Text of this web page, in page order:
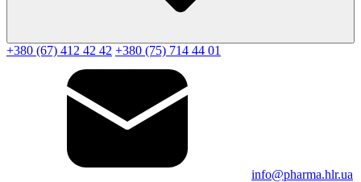
+380 (67) 412 42 42 +380 (75) 714 44 01
info@pharma.hlr.ua